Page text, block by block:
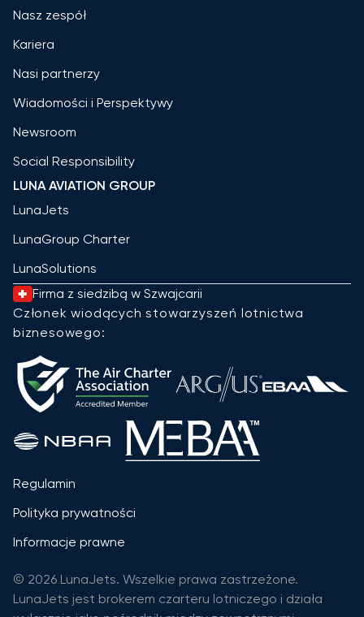
Nasz zespół
Kariera
Nasi partnerzy
Wiadomości i Perspektywy
Newsroom
Social Responsibility
LUNA AVIATION GROUP
LunaJets
LunaGroup Charter
LunaSolutions
Firma z siedzibą w Szwajcarii
Członek wiodących stowarzyszeń lotnictwa
biznesowego:
Regulamin
Polityka prywatności
Informacje prawne
© 2026 LunaJets. Wszelkie prawa zastrzeżone.
LunaJets jest brokerem czarteru lotniczego i działa